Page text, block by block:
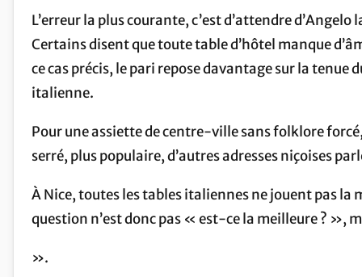
L’erreur la plus courante, c’est d’attendre
Certains disent que toute table d’hôtel manque
ce cas précis, le pari repose davantage sur la tenue
italienne.
Pour une assiette de centre-ville sans folklore
serré, plus populaire, d’autres adresses niçoises
À Nice, toutes les tables italiennes ne jouent pas la
question n’est donc pas « est-ce la meilleure ? »,
».